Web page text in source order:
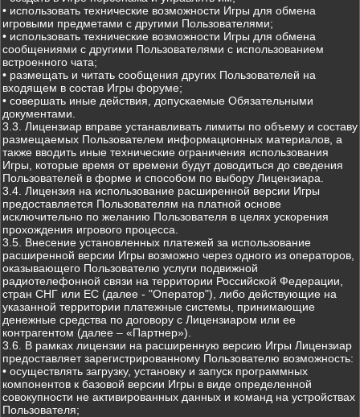
• использовать технические возможности Игры для обмена
игровыми предметами с другими Пользователями;
• использовать технические возможности Игры для обмена
сообщениями с другими Пользователями с использованием
встроенного чата;
• размещать и читать сообщения других Пользователей на
входящем в состав Игры форуме;
• совершать иные действия, допускаемые Обязательными
документами.
3.3. Лицензиар вправе устанавливать лимиты по объему и составу
размещаемых Пользователем информационных материалов, а
также вводить иные технические ограничения использования
Игры, которые время от времени будут доводиться до сведения
Пользователей в форме и способом по выбору Лицензиара.
3.4. Лицензия на использование расширенной версии Игры
предоставляется Пользователям на платной основе
исключительно по желанию Пользователя в целях ускорения
прохождения игрового процесса.
3.5. Внесение установленных платежей за использование
расширенной версии Игры возможно через одного из операторов,
оказывающего Пользователю услуги подвижной
радиотелефонной связи на территории Российской Федерации,
стран СНГ или ЕС (далее - "Оператор"), либо действующие на
указанной территории платежные системы, принимающие
денежные средства по договору с Лицензиаром или ее
контрагентом (далее – «Партнер»).
3.6. В рамках лицензии на расширенную версию Игры Лицензиар
предоставляет зарегистрированному Пользователю возможность:
• осуществлять загрузку, установку и запуск программных
компонентов к базовой версии Игры в виде определенной
совокупности не активированных данных и команд на устройствах
Пользователя;